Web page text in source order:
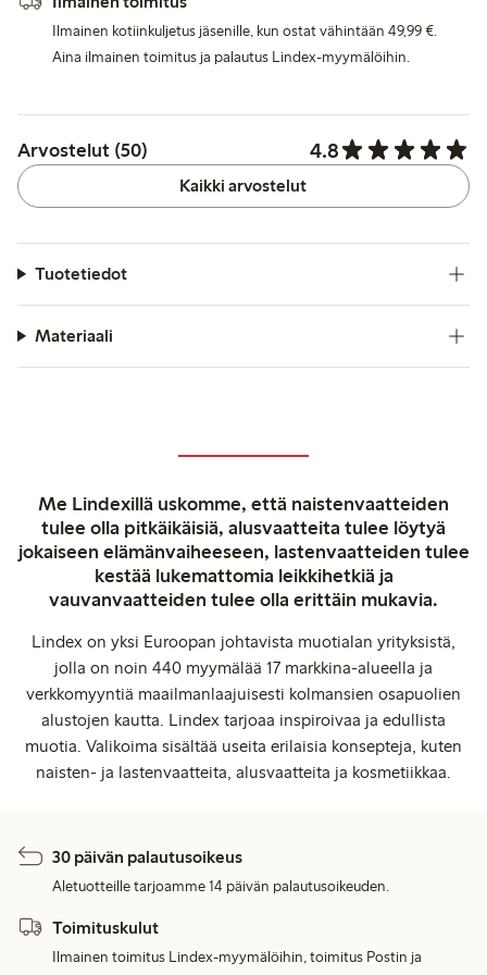
Ilmainen kotiinkuljetus jäsenille, kun ostat vähintään 49,99 €.
Aina ilmainen toimitus ja palautus Lindex-myymälöihin.
Arvostelut (50) 4.8
Kaikki arvostelut
Tuotetiedot
Materiaali
Me Lindexillä uskomme, että naistenvaatteiden
tulee olla pitkäikäisiä, alusvaatteita tulee löytyä
jokaiseen elämänvaiheeseen, lastenvaatteiden tulee
kestää lukemattomia leikkihetkiä ja
vauvanvaatteiden tulee olla erittäin mukavia.
Lindex on yksi Euroopan johtavista muotialan yrityksistä,
jolla on noin 440 myymälää 17 markkina-alueella ja
verkkomyyntiä maailmanlaajuisesti kolmansien osapuolien
alustojen kautta. Lindex tarjoaa inspiroivaa ja edullista
muotia. Valikoima sisältää useita erilaisia konsepteja, kuten
naisten- ja lastenvaatteita, alusvaatteita ja kosmetiikkaa.
30 päivän palautusoikeus
Aletuotteille tarjoamme 14 päivän palautusoikeuden.
Toimituskulut
Ilmainen toimitus Lindex-myymälöihin, toimitus Postin ja